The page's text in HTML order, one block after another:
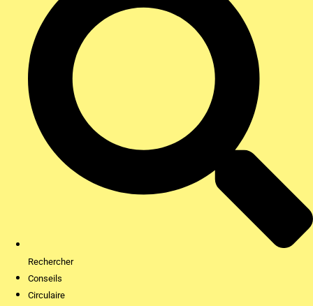
Rechercher
Conseils
Circulaire